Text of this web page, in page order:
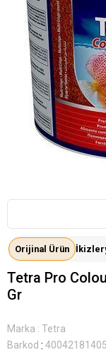
Orijinal Ürün
Tetra Pro
Gr
Marka : Tetra
Barkod :